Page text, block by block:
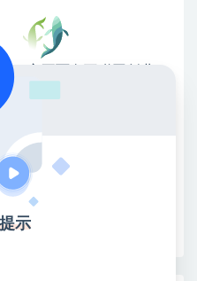
，主要面向互联网创业
值。
业 + 减少信息差 + 见识
价值，也为众多创业者
迎加入本站会员，将尽
程似锦！
示